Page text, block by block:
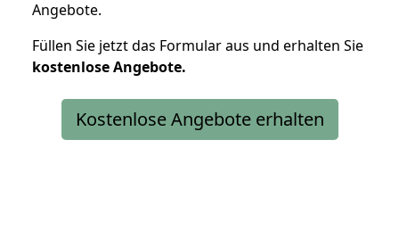
Angebote.
Füllen Sie jetzt das Formular aus und erhalten Sie
kostenloseAngebote.
Kostenlose Angebote erhalten